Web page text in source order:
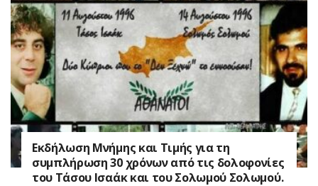
Εκδήλωση Μνήμης και Τιμής για τη
συμπλήρωση 30 χρόνων από τις δολοφονίες
του Τάσου Ισαάκ και του Σολωμού Σολωμού.